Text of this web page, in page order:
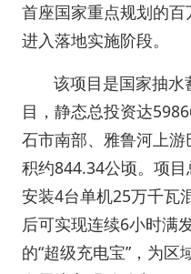
首座国家重点规划的
进入落地实施阶段。
该项目是国家抽
目，静态总投资达
石市南部、雅鲁河上
积约844.34公顷。项
安装4台单机25万千瓦
后可实现连续6小时满
的“超级充电宝”，为